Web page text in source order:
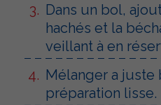
Dans un bol,
hachés et la
veillant à en
Mélanger a juste
préparation lisse.